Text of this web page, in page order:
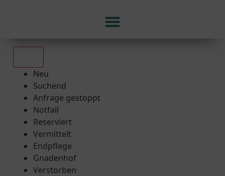
Neu
Suchend
Anfrage gestoppt
Notfall
Reserviert
Vermittelt
Endpflege
Gnadenhof
Verstorben